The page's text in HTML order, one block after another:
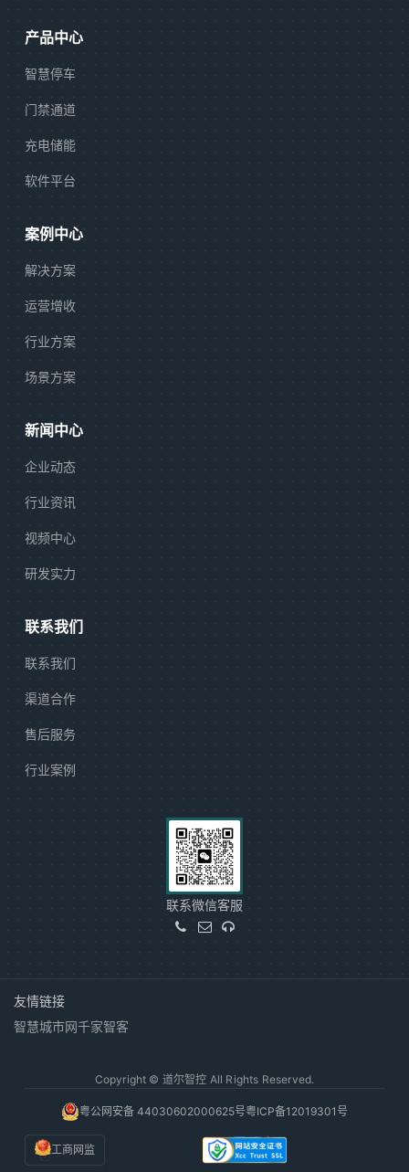
产品中心
智慧停车
门禁通道
充电储能
软件平台
案例中心
解决方案
运营增收
行业方案
场景方案
新闻中心
企业动态
行业资讯
视频中心
研发实力
联系我们
联系我们
渠道合作
售后服务
行业案例
联系微信客服
友情链接
智慧城市网千家智客
Copyright © 道尔智控 All Rights Reserved.
粤公网安备 44030602000625号粤ICP备12019301号
工商网监